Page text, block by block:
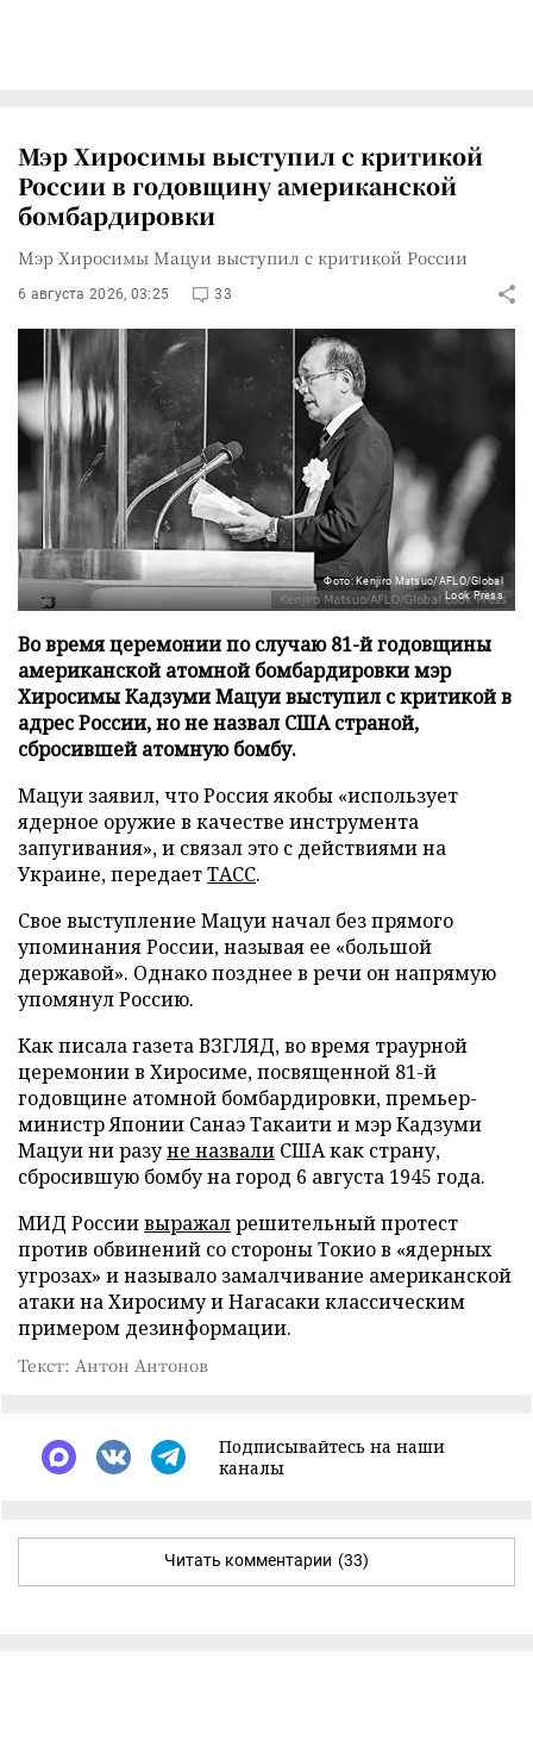
Мэр Хиросимы выступил с критикой
России в годовщину американской
бомбардировки
Мэр Хиросимы Мацуи выступил с критикой России
6 августа 2026, 03:25 33
Фото: Kenjiro Matsuo/AFLO/Global
Look Press
Во время церемонии по случаю 81-й годовщины
американской атомной бомбардировки мэр
Хиросимы Кадзуми Мацуи выступил с критикой в
адрес России, но не назвал США страной,
сбросившей атомную бомбу.
Мацуи заявил, что Россия якобы «использует
ядерное оружие в качестве инструмента
запугивания», и связал это с действиями на
Украине, передаетТАСС.
Свое выступление Мацуи начал без прямого
упоминания России, называя ее «большой
державой». Однако позднее в речи он напрямую
упомянул Россию.
Как писала газета ВЗГЛЯД, во время траурной
церемонии в Хиросиме, посвященной 81-й
годовщине атомной бомбардировки, премьер-
министр Японии Санаэ Такаити и мэр Кадзуми
Мацуи ни разуне назвали США как страну,
сбросившую бомбу на город 6 августа 1945 года.
МИД Россиивыражалрешительный протест
против обвинений со стороны Токио в «ядерных
угрозах» и называло замалчивание американской
атаки на Хиросиму и Нагасаки классическим
примером дезинформации.
Текст: Антон Антонов
Подписывайтесь на наши
каналы
Читать комментарии (33)